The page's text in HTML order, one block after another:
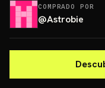
COMPRADO POR
@Astrobie